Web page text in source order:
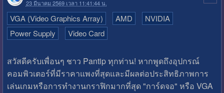
23 มีนาคม 2569 เวลา 11:41:44 น.
VGA (Video Graphics Array) AMD
NVIDIA
Power Supply
Video Card
สวัสดีครับเพื่อนๆ ชาว Pantip ทุกท่าน! หากพูดถึงอุปกรณ์
คอมพิวเตอร์ที่มีราคาแพงที่สุดและมีผลต่อประสิทธิภาพการ
เล่นเกมหรือการทำงานกราฟิกมากที่สุด "การ์ดจอ" หรือ VGA